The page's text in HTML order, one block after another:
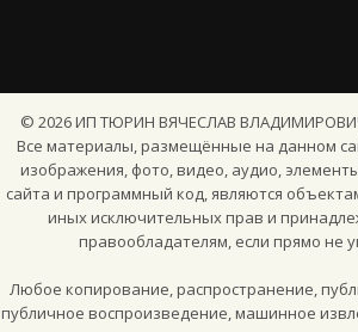
© 2026ИП ТЮРИН ВЯЧЕСЛАВ ВЛАДИМИРОВИЧ
Все материалы, размещённые на данном
изображения, фото, видео, аудио,
сайта и программный код, являются
иных исключительных прав и
правообладателям, если прямо не
Любое копирование, распространение,
публичное воспроизведение, машинное